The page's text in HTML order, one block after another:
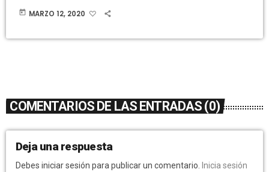
today MARZO 12, 2020
COMENTARIOS DE LAS ENTRADAS (0)
Deja una respuesta
Debes iniciar sesión para publicar un comentario.
Inicia sesión